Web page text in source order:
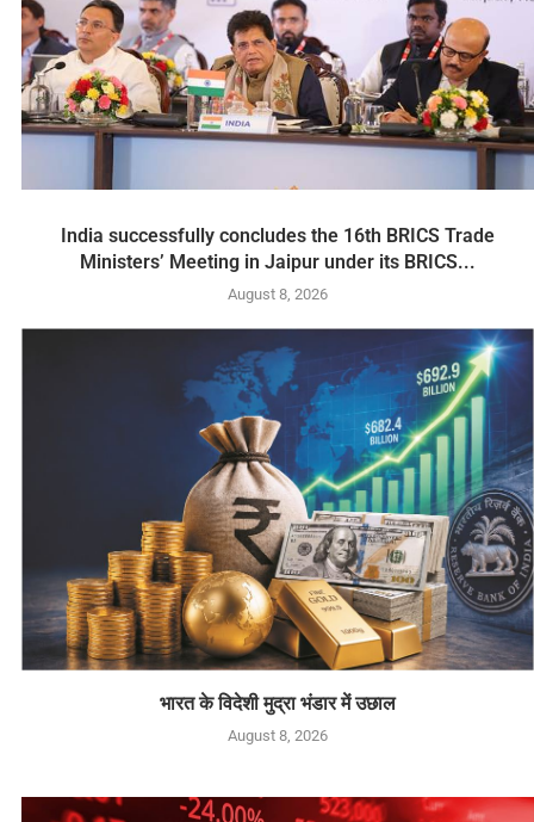
India successfully concludes the 16th BRICS Trade
Ministers’ Meeting in Jaipur under its BRICS...
August 8, 2026
भारत के विदेशी मुद्रा भंडार में उछाल
August 8, 2026